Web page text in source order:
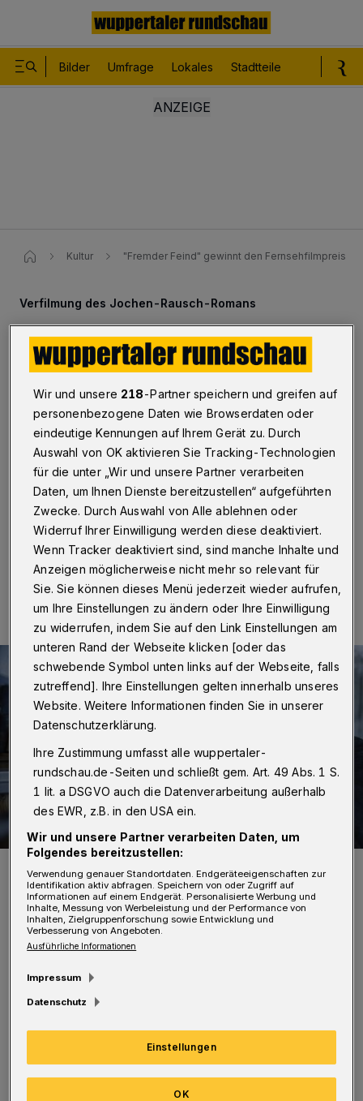
Bilder Umfrage Lokales Stadtteile
Kultur "Fremder Feind" gewinnt den Fernsehfilmpreis
Verfilmung des Jochen-Rausch-Romans
"Fremder Feind" gewinnt den
Fernsehfilmpreis
Wuppertal· "Ein Meisterwerk", "sehr berührend" - die
Jury des FernsehFilm Festivals Baden-Baden 2018
zeigte sich schon in der öffentlichen Diskussion
beeindruckt vom Fernsehfilm "Fremder Feind". Nun hat
die WDR-Produktion "Fremder Feind" auch das
Rennen im Wettbewerb um den Preis als bester
Fernsehfilm gemacht.
02.12.2018 , 18:30 Uhr Eine Minute Lesezeit
Foto: WDR/Schiwago Film
D
er Film beruht auf "Krieg", dem 2013
erschienenen Roman des Wuppertaler
Radio-Mannes, Musikers und Schriftstellers
Jochen Rausch.
Wir und unsere 218-Partner speichern und greifen auf
personenbezogene Daten wie Browserdaten oder
eindeutige Kennungen auf Ihrem Gerät zu. Durch
Auswahl von OK aktivieren Sie Tracking-Technologien
für die unter „Wir und unsere Partner verarbeiten
Daten, um Ihnen Dienste bereitzustellen“ aufgeführten
Zwecke. Durch Auswahl von Alle ablehnen oder
Widerruf Ihrer Einwilligung werden diese deaktiviert.
Wenn Tracker deaktiviert sind, sind manche Inhalte und
Anzeigen möglicherweise nicht mehr so relevant für
Sie. Sie können dieses Menü jederzeit wieder aufrufen,
um Ihre Einstellungen zu ändern oder Ihre Einwilligung
zu widerrufen, indem Sie auf den Link Einstellungen am
unteren Rand der Webseite klicken [oder das
schwebende Symbol unten links auf der Webseite, falls
zutreffend]. Ihre Einstellungen gelten innerhalb unseres
Website. Weitere Informationen finden Sie in unserer
Datenschutzerklärung.
Ihre Zustimmung umfasst alle wuppertaler-
rundschau.de-Seiten und schließt gem. Art. 49 Abs. 1 S.
1 lit. a DSGVO auch die Datenverarbeitung außerhalb
des EWR, z.B. in den USA ein.
Wir und unsere Partner verarbeiten Daten, um
Folgendes bereitzustellen:
Verwendung genauer Standortdaten. Endgeräteeigenschaften zur
Identifikation aktiv abfragen. Speichern von oder Zugriff auf
Informationen auf einem Endgerät. Personalisierte Werbung und
Inhalte, Messung von Werbeleistung und der Performance von
Inhalten, Zielgruppenforschung sowie Entwicklung und
Verbesserung von Angeboten.
Ausführliche Informationen
Impressum
Datenschutz
Einstellungen
OK